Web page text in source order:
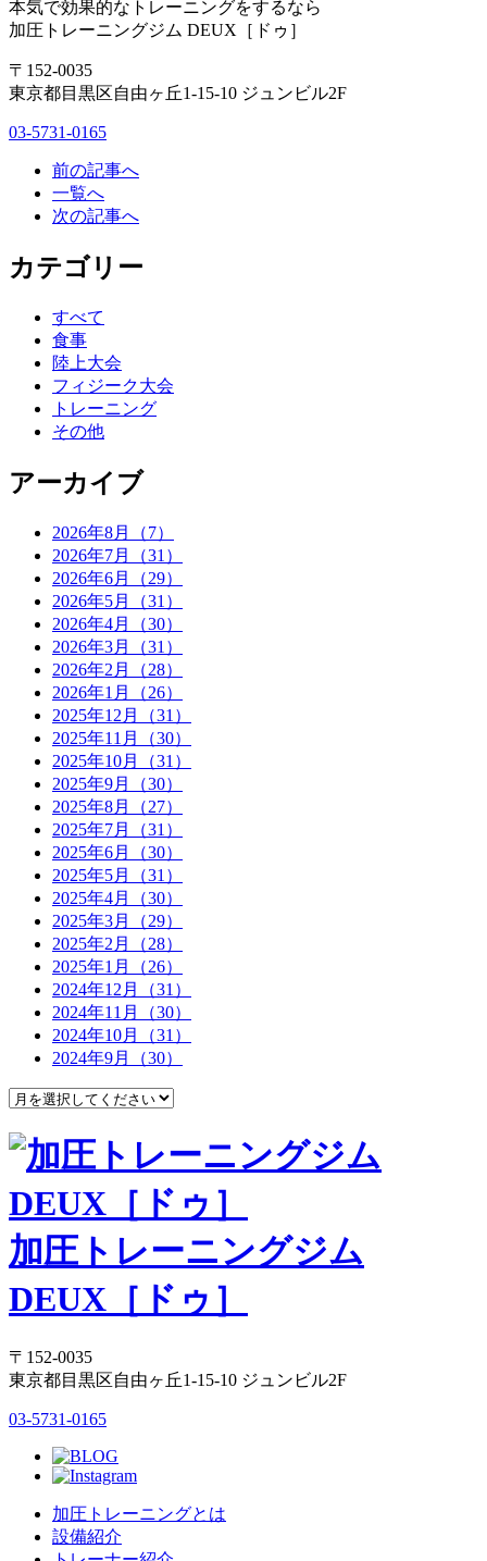
本気で効果的なトレーニングをするなら
加圧トレーニングジム DEUX［ドゥ］
〒152-0035
東京都目黒区自由ヶ丘1-15-10 ジュンビル2F
03-5731-0165
前の記事へ
一覧へ
次の記事へ
カテゴリー
すべて
食事
陸上大会
フィジーク大会
トレーニング
その他
アーカイブ
2026年8月（7）
2026年7月（31）
2026年6月（29）
2026年5月（31）
2026年4月（30）
2026年3月（31）
2026年2月（28）
2026年1月（26）
2025年12月（31）
2025年11月（30）
2025年10月（31）
2025年9月（30）
2025年8月（27）
2025年7月（31）
2025年6月（30）
2025年5月（31）
2025年4月（30）
2025年3月（29）
2025年2月（28）
2025年1月（26）
2024年12月（31）
2024年11月（30）
2024年10月（31）
2024年9月（30）
加圧トレーニングジム
DEUX［ドゥ］
〒152-0035
東京都目黒区自由ヶ丘1-15-10 ジュンビル2F
03-5731-0165
加圧トレーニングとは
設備紹介